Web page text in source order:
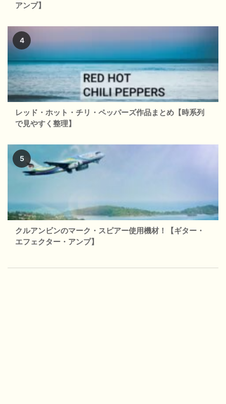
アンプ】
レッド・ホット・チリ・ペッパーズ作品まとめ【時系列
で見やすく整理】
クルアンビンのマーク・スピアー使用機材！【ギター・
エフェクター・アンプ】